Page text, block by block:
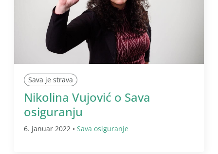
Sava je strava
Nikolina Vujović o Sava
osiguranju
6. januar 2022 • Sava osiguranje